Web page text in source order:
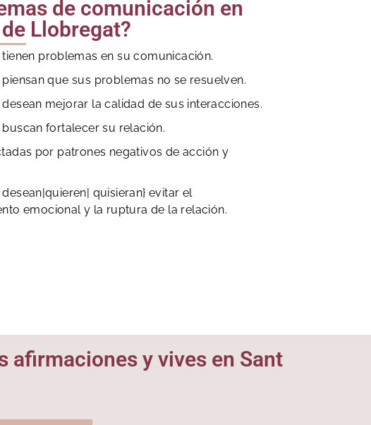
de comunicación en
Llobregat?
tienen problemas en su comunicación.
que sus problemas no se resuelven.
mejorar la calidad de sus interacciones.
buscan fortalecer su relación.
por patrones negativos de acción y
quisieran} evitar el
emocional y la ruptura de la relación.
afirmaciones y vives en Sant